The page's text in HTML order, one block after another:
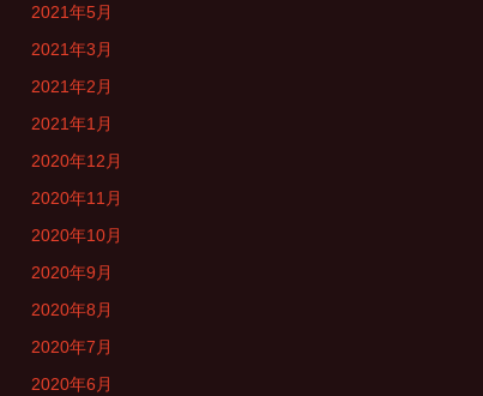
2021年5月
2021年3月
2021年2月
2021年1月
2020年12月
2020年11月
2020年10月
2020年9月
2020年8月
2020年7月
2020年6月